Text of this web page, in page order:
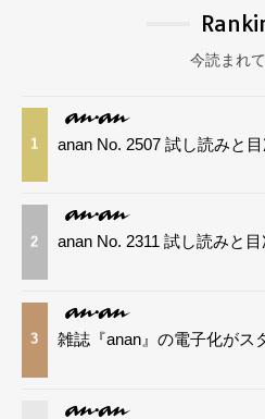
今読まれ
1 anan No. 2507 試し読みと
2 anan No. 2311 試し読みと目
3 雑誌『anan』の電子化がス